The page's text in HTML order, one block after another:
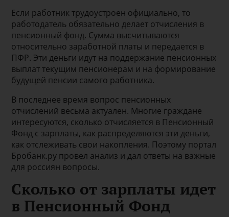
Если работник трудоустроен официально, то
работодатель обязательно делает отчисления в
пенсионный фонд. Сумма высчитываются
относительно заработной платы и передается в
ПФР. Эти деньги идут на поддержание пенсионных
выплат текущим пенсионерам и на формирование
будущей пенсии самого работника.
В последнее время вопрос пенсионных
отчислений весьма актуален. Многие граждане
интересуются, сколько отчисляется в Пенсионный
Фонд с зарплаты, как распределяются эти деньги,
как отслеживать свои накопления. Поэтому портал
Бробанк.ру провел анализ и дал ответы на важные
для россиян вопросы.
Сколько от зарплаты идет
в Пенсионный Фонд